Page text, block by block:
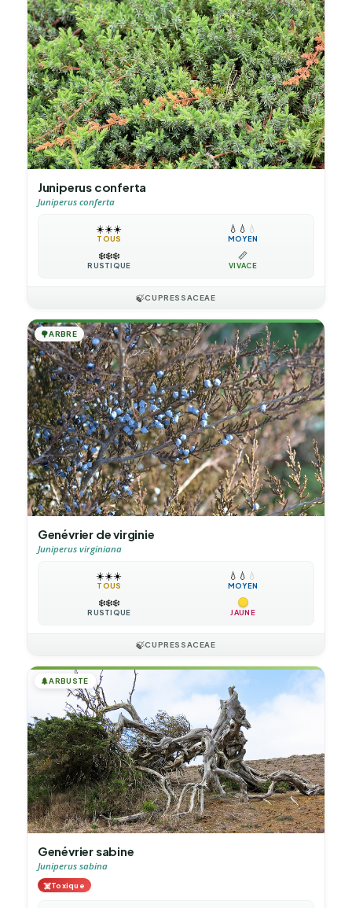
Juniperus conferta
Juniperus conferta
☀️☀️☀️
TOUS
💧 💧 💧
MOYEN
❄️❄️❄️
RUSTIQUE
📏
VIVACE
🍃CUPRESSACEAE
🌳ARBRE
Genévrier de virginie
Juniperus virginiana
☀️☀️☀️
TOUS
💧 💧 💧
MOYEN
❄️❄️❄️
RUSTIQUE JAUNE
🍃CUPRESSACEAE
🌲ARBUSTE
Genévrier sabine
Juniperus sabina
☠️Toxique